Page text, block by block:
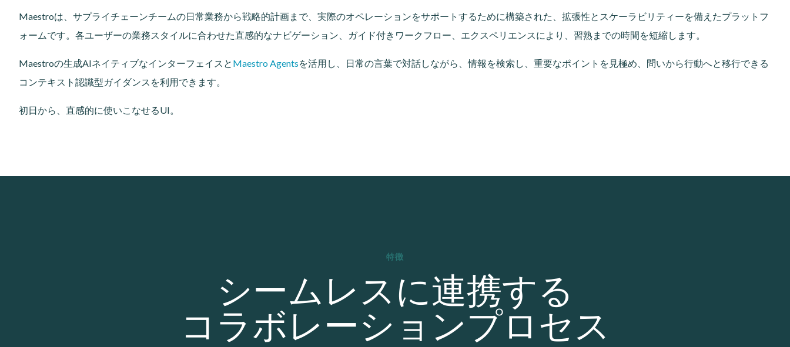
Maestroは、サプライチェーンチームの日常業務から戦略的計画まで、実際のオペレーションをサポートするために構築された、拡張性とスケーラビリティーを備えたプラットフ
ォームです。各ユーザーの業務スタイルに合わせた直感的なナビゲーション、ガイド付きワークフロー、エクスペリエンスにより、習熟までの時間を短縮します。
Maestroの生成AIネイティブなインターフェイスと Maestro Agentsを活用し、日常の言葉で対話しながら、情報を検索し、重要なポイントを見極め、問いから行動へと移行できる
コンテキスト認識型ガイダンスを利用できます。
初日から、直感的に使いこなせるUI。
特徴
シームレスに連携する
コラボレーションプロセス